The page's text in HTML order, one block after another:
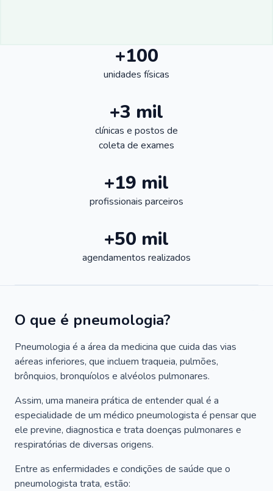
+100
unidades físicas
+3 mil
clínicas e postos de
coleta de exames
+19 mil
profissionais parceiros
+50 mil
agendamentos realizados
O que é pneumologia?
Pneumologia é a área da medicina que cuida das vias
aéreas inferiores, que incluem traqueia, pulmões,
brônquios, bronquíolos e alvéolos pulmonares.
Assim, uma maneira prática de entender qual é a
especialidade de um médico pneumologista é pensar que
ele previne, diagnostica e trata doenças pulmonares e
respiratórias de diversas origens.
Entre as enfermidades e condições de saúde que o
pneumologista trata, estão: